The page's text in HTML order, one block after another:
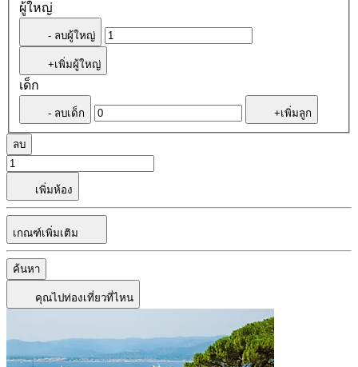
ผู้ใหญ่
- ลบผู้ใหญ่
+เพิ่มผู้ใหญ่
เด็ก
- ลบเด็ก +เพิ่มลูก
ลบ
เพิ่มห้อง
เกณฑ์เพิ่มเติม
ค้นหา
คุณไปท่องเที่ยวที่ไหน